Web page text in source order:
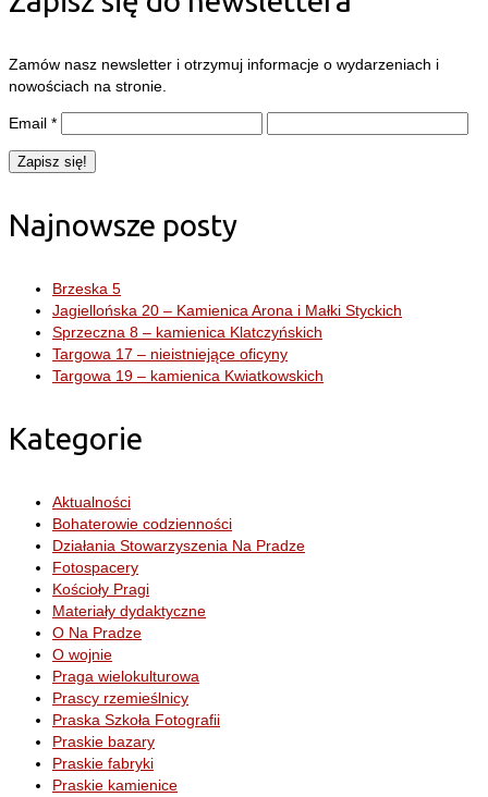
Zamów nasz newsletter i otrzymuj informacje o wydarzeniach i
nowościach na stronie.
Email *
Najnowsze posty
Brzeska 5
Jagiellońska 20 – Kamienica Arona i Małki Styckich
Sprzeczna 8 – kamienica Klatczyńskich
Targowa 17 – nieistniejące oficyny
Targowa 19 – kamienica Kwiatkowskich
Kategorie
Aktualności
Bohaterowie codzienności
Działania Stowarzyszenia Na Pradze
Fotospacery
Kościoły Pragi
Materiały dydaktyczne
O Na Pradze
O wojnie
Praga wielokulturowa
Prascy rzemieślnicy
Praska Szkoła Fotografii
Praskie bazary
Praskie fabryki
Praskie kamienice